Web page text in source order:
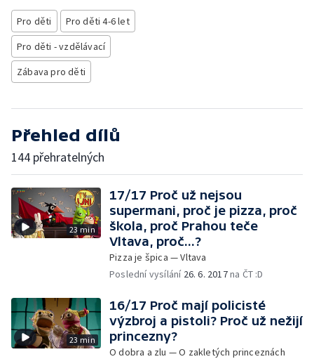
Pro děti
Pro děti 4-6 let
Pro děti - vzdělávací
Zábava pro děti
Přehled dílů
144 přehratelných
23 min
17/17 Proč už nejsou
supermani, proč je pizza, proč
škola, proč Prahou teče
Vltava, proč...?
Pizza je špica — Vltava
Poslední vysílání 26. 6. 2017na ČT :D
23 min
16/17 Proč mají policisté
výzbroj a pistoli? Proč už nežijí
princezny?
O dobra a zlu — O zakletých princeznách